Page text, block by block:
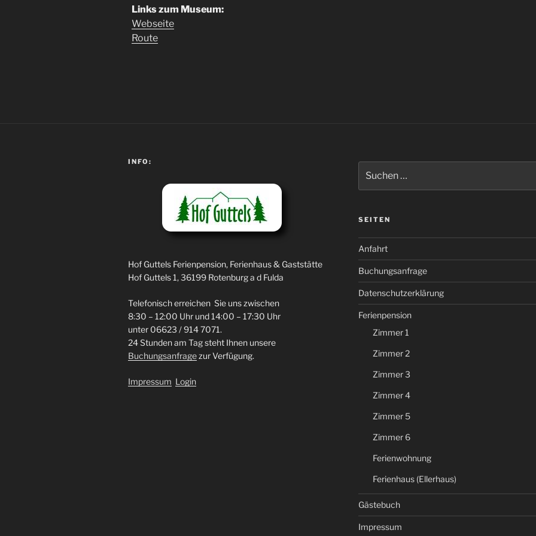
Links zum Museum:
Webseite
Route
INFO:
Hof Guttels Ferienpension, Ferienhaus & Gaststätte
Hof Guttels 1, 36199 Rotenburg a d Fulda
Telefonisch erreichen Sie uns zwischen
8:30 – 12:00 Uhr und 14:00 – 17:30 Uhr
unter 06623 / 914 7071.
24 Stunden am Tag steht Ihnen unsere
Buchungsanfrage zur Verfügung.
Impressum Login
nach:
SEITEN
Anfahrt
Buchungsanfrage
Datenschutzerklärung
Ferienpension
Zimmer 1
Zimmer 2
Zimmer 3
Zimmer 4
Zimmer 5
Zimmer 6
Ferienwohnung
Ferienhaus (Ellerhaus)
Gästebuch
Impressum